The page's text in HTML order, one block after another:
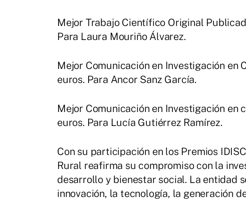
Mejor Trabajo Científico Original
Para Laura Mouriño Álvarez.
Mejor Comunicación en Investigación en
euros. Para Ancor Sanz García.
Mejor Comunicación en Investigación en
euros. Para Lucía Gutiérrez Ramírez.
Con su participación en los Premios
Rural reafirma su compromiso con la
desarrollo y bienestar social. La entidad
innovación, la tecnología, la generación